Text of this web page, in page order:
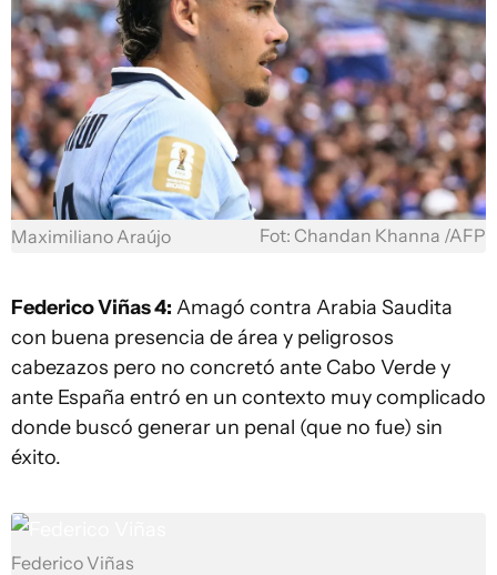
Maximiliano Araújo Fot: Chandan Khanna /AFP
Federico Viñas 4: Amagó contra Arabia Saudita
con buena presencia de área y peligrosos
cabezazos pero no concretó ante Cabo Verde y
ante España entró en un contexto muy complicado
donde buscó generar un penal (que no fue) sin
éxito.
Federico Viñas